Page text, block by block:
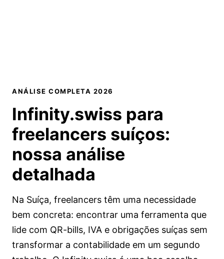
ANÁLISE COMPLETA 2026
Infinity.swiss para
freelancers suíços:
nossa análise
detalhada
Na Suíça, freelancers têm uma necessidade
bem concreta: encontrar uma ferramenta que
lide com QR-bills, IVA e obrigações suíças sem
transformar a contabilidade em um segundo